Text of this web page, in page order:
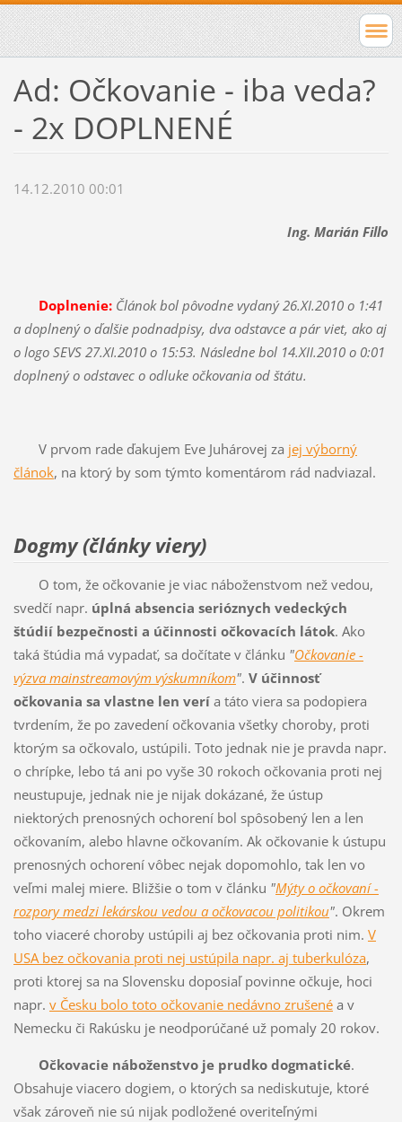
Ad: Očkovanie - iba veda?
- 2x DOPLNENÉ
14.12.2010 00:01
Ing. Marián Fillo
Doplnenie: Článok bol pôvodne vydaný 26.XI.2010 o 1:41
a doplnený o ďalšie podnadpisy, dva odstavce a pár viet, ako aj
o logo SEVS 27.XI.2010 o 15:53. Následne bol 14.XII.2010 o 0:01
doplnený o odstavec o odluke očkovania od štátu.
V prvom rade ďakujem Eve Juhárovej za jej výborný
článok, na ktorý by som týmto komentárom rád nadviazal.
Dogmy (články viery)
O tom, že očkovanie je viac náboženstvom než vedou,
svedčí napr. úplná absencia serióznych vedeckých
štúdií bezpečnosti a účinnosti očkovacích látok. Ako
taká štúdia má vypadať, sa dočítate v článku "Očkovanie -
výzva mainstreamovým výskumníkom". V účinnosť
očkovania sa vlastne len vería táto viera sa podopiera
tvrdením, že po zavedení očkovania všetky choroby, proti
ktorým sa očkovalo, ustúpili. Toto jednak nie je pravda napr.
o chrípke, lebo tá ani po vyše 30 rokoch očkovania proti nej
neustupuje, jednak nie je nijak dokázané, že ústup
niektorých prenosných ochorení bol spôsobený len a len
očkovaním, alebo hlavne očkovaním. Ak očkovanie k ústupu
prenosných ochorení vôbec nejak dopomohlo, tak len vo
veľmi malej miere. Bližšie o tom v článku "Mýty o očkovaní -
rozpory medzi lekárskou vedou a očkovacou politikou". Okrem
toho viaceré choroby ustúpili aj bez očkovania proti nim. V
USA bez očkovania proti nej ustúpila napr. aj tuberkulóza,
proti ktorej sa na Slovensku doposiaľ povinne očkuje, hoci
napr. v Česku bolo toto očkovanie nedávno zrušenéa v
Nemecku či Rakúsku je neodporúčané už pomaly 20 rokov.
Očkovacie náboženstvo je prudko dogmatické.
Obsahuje viacero dogiem, o ktorých sa nediskutuje, ktoré
však zároveň nie sú nijak podložené overiteľnými